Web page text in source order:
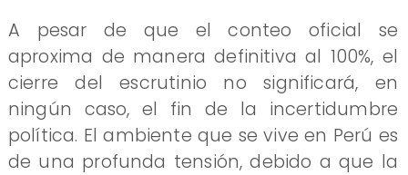
A pesar de que el conteo oficial se
aproxima de manera definitiva al 100%, el
cierre del escrutinio no significará, en
ningún caso, el fin de la incertidumbre
política. El ambiente que se vive en Perú es
de una profunda tensión, debido a que la